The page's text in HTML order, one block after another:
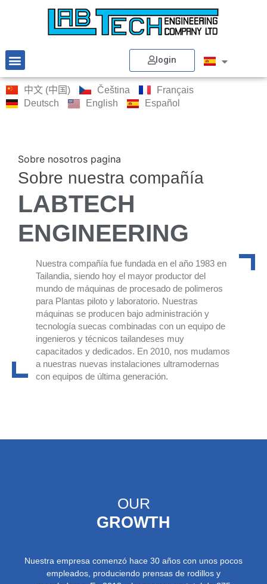
login
中文 (中国) Čeština
Français
Deutsch
English Español
Sobre nosotros pagina
Sobre nuestra compañía
LABTECH
ENGINEERING
Nuestra compañía fue fundada en el año 1983 en
Tailandia, siendo hoy el mayor productor del
mundo de máquinas de procesado de polimeros
para Plantas piloto y laboratorio. Nuestras
máquinas se producen bajo administración y
tecnología suecas combinadas con un equipo de
ingenieros y técnicos tailandeses muy
capacitados y dedicados. En 2010, nos mudamos
a nuestras nuevas instalaciones ultramodernas
con equipos de última generación.
OUR
GROWTH
Nuestra empresa comenzó hace 30 años con unos pocos
empleados, produciendo prensas de rodillos y